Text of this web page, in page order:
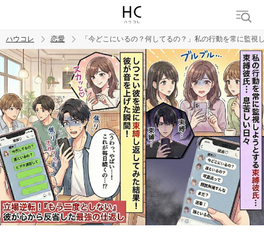
トレンド ワード
恋愛
ハウコレ 恋愛 「今どこにいるの？何してるの？」私の行動を常に監